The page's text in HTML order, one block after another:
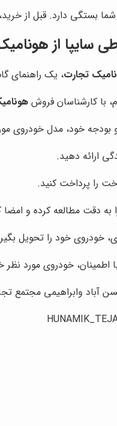
بستگی دارد. قبل از
سایپا از
تجارت، یک راهنمای
با کارشناسان فروش
و بودجه خود، مدل خودروی
ارائه دهید.
را پرداخت کنید.
به دقت مطالعه کرده و امضا
خودروی خود را تحویل
اطمینان، خودروی مورد نظر
وابراهیمی مجتمع